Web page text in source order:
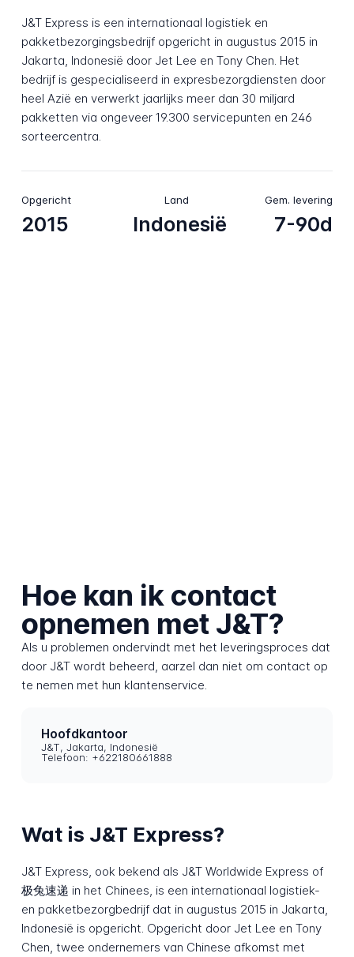
J&T Express is een internationaal logistiek en
pakketbezorgingsbedrijf opgericht in augustus 2015 in
Jakarta, Indonesië door Jet Lee en Tony Chen. Het
bedrijf is gespecialiseerd in expresbezorgdiensten door
heel Azië en verwerkt jaarlijks meer dan 30 miljard
pakketten via ongeveer 19.300 servicepunten en 246
sorteercentra.
Opgericht
2015
Land
Indonesië
Gem. levering
7-90d
Hoe kan ik contact
opnemen met J&T?
Als u problemen ondervindt met het leveringsproces dat
door J&T wordt beheerd, aarzel dan niet om contact op
te nemen met hun klantenservice.
Hoofdkantoor
J&T, Jakarta, Indonesië
Telefoon: +622180661888
Wat is J&T Express?
J&T Express, ook bekend als J&T Worldwide Express of
极兔速递 in het Chinees, is een internationaal logistiek-
en pakketbezorgbedrijf dat in augustus 2015 in Jakarta,
Indonesië is opgericht. Opgericht door Jet Lee en Tony
Chen, twee ondernemers van Chinese afkomst met